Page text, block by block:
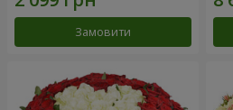
Замовити